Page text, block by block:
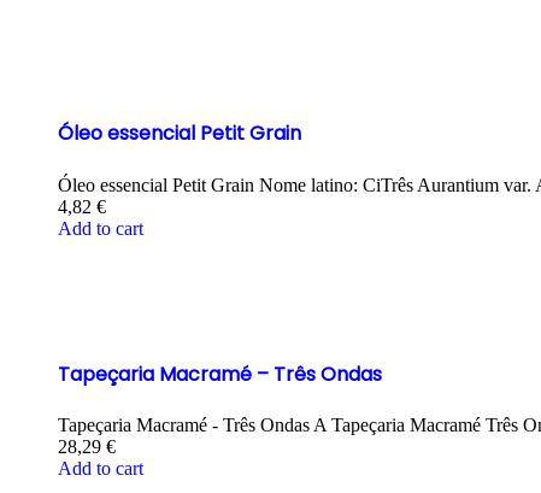
Óleo essencial Petit Grain
Óleo essencial Petit Grain Nome latino: CiTrês Aurantium
4,82 €
Add to cart
Tapeçaria Macramé – Três Ondas
Tapeçaria Macramé - Três Ondas A Tapeçaria Macramé Três
28,29 €
Add to cart